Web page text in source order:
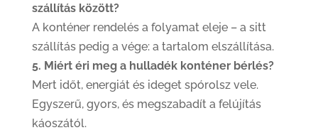
szállítás között?
A konténer rendelés a folyamat eleje – a sitt
szállítás pedig a vége: a tartalom elszállítása.
5. Miért éri meg a hulladék konténer bérlés?
Mert időt, energiát és ideget spórolsz vele.
Egyszerű, gyors, és megszabadít a felújítás
káoszától.